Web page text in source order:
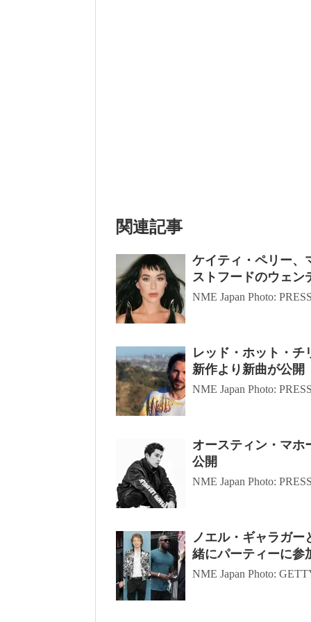
関連記事
ケイティ・ペリー、
ストフードのウェン
NME Japan Photo:
レッド・ホット・チ
新作より新曲が公開
NME Japan Photo:
オースティン・マホ
公開
NME Japan Photo:
ノエル・ギャラガー
緒にパーティーに参
NME Japan Photo: